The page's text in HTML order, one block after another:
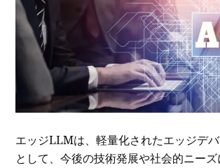
エッジLLMは、軽量化されたエッジデ
として、今後の技術発展や社会的ニー